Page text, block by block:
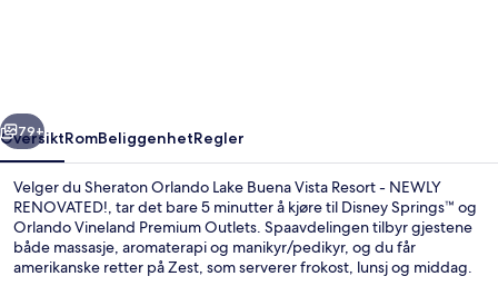
-
NEWLY
RENOVATED!
Neste
79+
OversiktRomBeliggenhetRegler
Velger du Sheraton Orlando Lake Buena Vista Resort - NEWLY
RENOVATED!, tar det bare 5 minutter å kjøre til Disney Springs™ og
Orlando Vineland Premium Outlets. Spaavdelingen tilbyr gjestene
både massasje, aromaterapi og manikyr/pedikyr, og du får
amerikanske retter på Zest, som serverer frokost, lunsj og middag.